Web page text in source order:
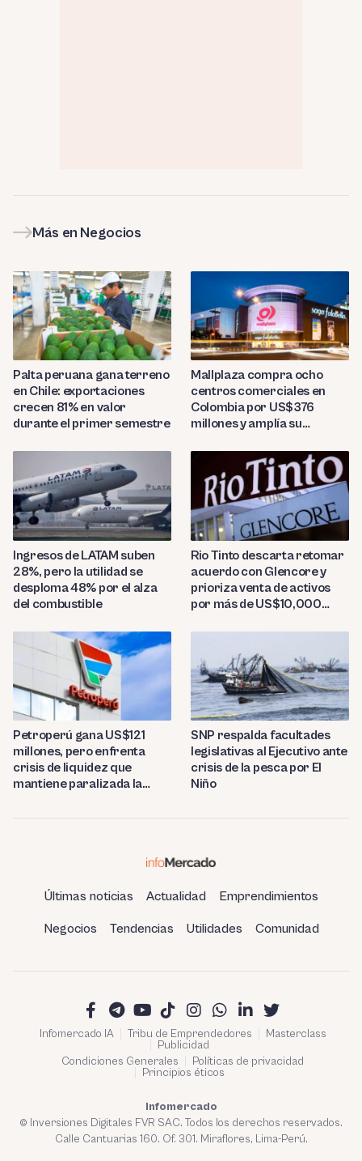
Más en Negocios
Palta peruana gana terreno
en Chile: exportaciones
crecen 81% en valor
durante el primer semestre
Mallplaza compra ocho
centros comerciales en
Colombia por US$376
millones y amplía su
Ingresos de LATAM suben
28%, pero la utilidad se
desploma 48% por el alza
del combustible
Rio Tinto descarta retomar
acuerdo con Glencore y
prioriza venta de activos
por más de US$10,000
Petroperú gana US$121
millones, pero enfrenta
crisis de liquidez que
mantiene paralizada la
SNP respalda facultades
legislativas al Ejecutivo ante
crisis de la pesca por El
Niño
Últimas noticias Actualidad Emprendimientos
Negocios Tendencias Utilidades Comunidad
Infomercado IA Tribu de Emprendedores
Masterclass
Publicidad
Condiciones Generales
Políticas de privacidad
Principios éticos
Infomercado
© Inversiones Digitales FVR SAC. Todos los derechos reservados.
Calle Cantuarias 160. Of. 301. Miraflores, Lima-Perú.